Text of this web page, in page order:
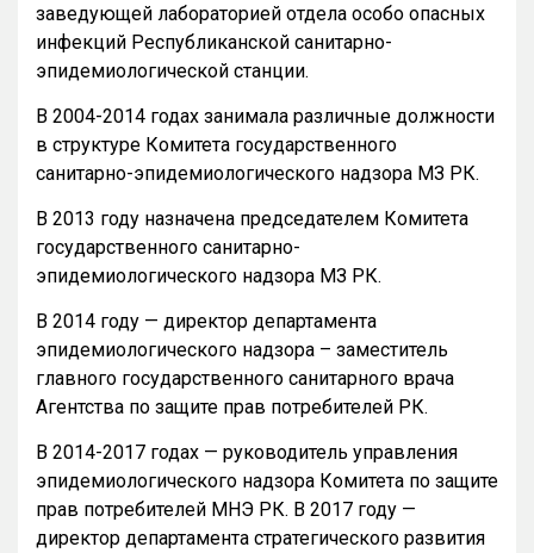
заведующей лабораторией отдела особо опасных
инфекций Республиканской санитарно-
эпидемиологической станции.
В 2004-2014 годах занимала различные должности
в структуре Комитета государственного
санитарно-эпидемиологического надзора МЗ РК.
В 2013 году назначена председателем Комитета
государственного санитарно-
эпидемиологического надзора МЗ РК.
В 2014 году — директор департамента
эпидемиологического надзора – заместитель
главного государственного санитарного врача
Агентства по защите прав потребителей РК.
В 2014-2017 годах — руководитель управления
эпидемиологического надзора Комитета по защите
прав потребителей МНЭ РК. В 2017 году —
директор департамента стратегического развития